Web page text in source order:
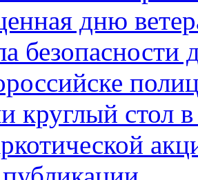
дню
безопасности
круглый стол